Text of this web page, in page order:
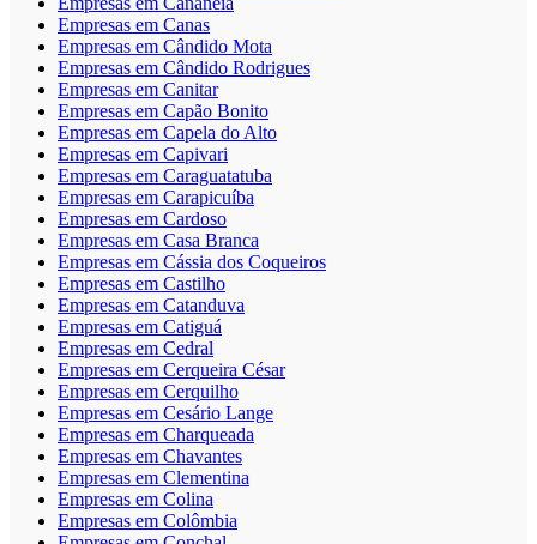
Empresas em Canas
Empresas em Cândido Mota
Empresas em Cândido Rodrigues
Empresas em Canitar
Empresas em Capão Bonito
Empresas em Capela do Alto
Empresas em Capivari
Empresas em Caraguatatuba
Empresas em Carapicuíba
Empresas em Cardoso
Empresas em Casa Branca
Empresas em Cássia dos Coqueiros
Empresas em Castilho
Empresas em Catanduva
Empresas em Catiguá
Empresas em Cedral
Empresas em Cerqueira César
Empresas em Cerquilho
Empresas em Cesário Lange
Empresas em Charqueada
Empresas em Chavantes
Empresas em Clementina
Empresas em Colina
Empresas em Colômbia